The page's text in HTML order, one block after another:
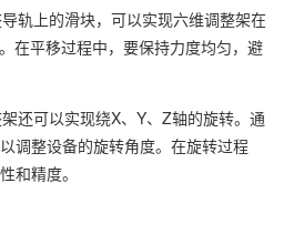
上的滑块，可以实现六维调整架在
在平移过程中，要保持力度均匀，避
可以实现绕X、Y、Z轴的旋转。通
调整设备的旋转角度。在旋转过程
和精度。